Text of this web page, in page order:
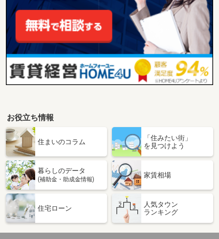
お役立ち情報
住まいのコラム
「住みたい街」
を見つけよう
暮らしのデータ
(補助金・助成金情報)
家賃相場
住宅ローン
人気タウン
ランキング